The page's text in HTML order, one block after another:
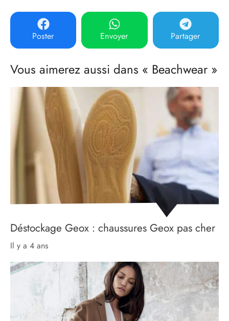
Poster Envoyer Partager
Vous aimerez aussi dans « Beachwear »
Déstockage Geox : chaussures Geox pas cher
il y a 4 ans